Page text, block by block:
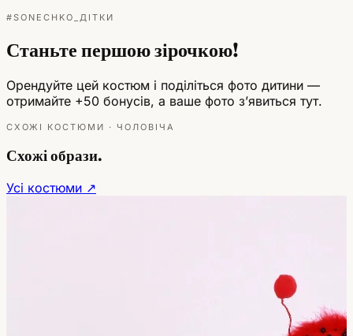
#SONECHKO_ДІТКИ
Станьте першою зірочкою!
Орендуйте цей костюм і поділіться фото дитини —
отримайте +50 бонусів, а ваше фото зʼявиться тут.
СХОЖІ КОСТЮМИ · ЧОЛОВІЧА
Схожі образи.
Усі костюми ↗